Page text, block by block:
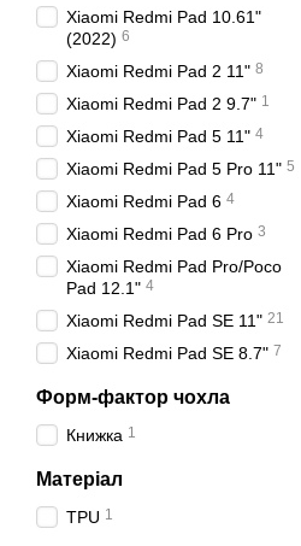
Xiaomi Redmi Pad 10.61"
(2022) 6
Xiaomi Redmi Pad 2 11" 8
Xiaomi Redmi Pad 2 9.7" 1
Xiaomi Redmi Pad 5 11" 4
Xiaomi Redmi Pad 5 Pro 11" 5
Xiaomi Redmi Pad 6 4
Xiaomi Redmi Pad 6 Pro 3
Xiaomi Redmi Pad Pro/Poco
Pad 12.1" 4
Xiaomi Redmi Pad SE 11" 21
Xiaomi Redmi Pad SE 8.7" 7
Форм-фактор чохла
Книжка 1
Матеріал
TPU 1